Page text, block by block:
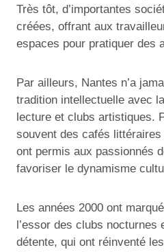
Très tôt, d’importantes
créées, offrant aux
espaces pour pratiquer des
Par ailleurs, Nantes n’a
tradition intellectuelle avec
lecture et clubs artistiques.
souvent des cafés
ont permis aux passionnés
favoriser le dynamisme
Les années 2000 ont
l’essor des clubs nocturnes
détente, qui ont réinventé